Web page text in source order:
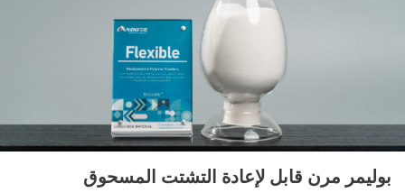
بوليمر مرن قابل لإعادة التشتت المسحوق